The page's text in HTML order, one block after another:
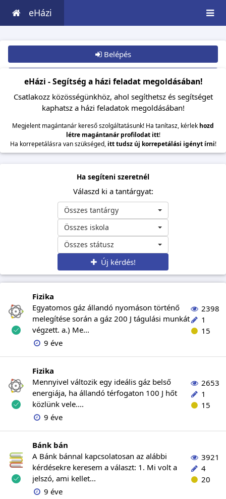
eHázi
Belépés
Csatlakozom
eHázi - Segítség a házi feladat megoldásában!
Csatlakozz közösségünkhöz, ahol segíthetsz és segítséget
kaphatsz a házi feladatok megoldásában!
Megjelent magántanár kereső szolgáltatásunk! Ha tanítasz, kérlek hozd
létre magántanár profilodat itt!
Ha korrepetálásra van szükséged, itt tudsz új korrepetálási igényt írni!
Ha segíteni szeretnél
Válaszd ki a tantárgyat:
Összes tantárgy
Összes iskola
Összes státusz
Új kérdés!
Fizika
Egyatomos gáz állandó nyomáson történő
melegítése során a gáz 200 J tágulási munkát
végzett. a.) Me...
9 éve
2398
1
15
Fizika
Mennyivel változik egy ideális gáz belső
energiája, ha állandó térfogaton 100 J hőt
közlünk vele....
9 éve
2653
1
15
Bánk bán
A Bánk bánnal kapcsolatosan az alábbi
kérdésekre keresem a választ: 1. Mi volt a
jelszó, ami kellet...
9 éve
3921
4
20